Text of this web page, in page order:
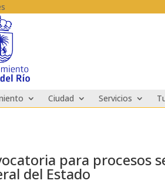
Ciudad Servicios
para procesos
del Estado